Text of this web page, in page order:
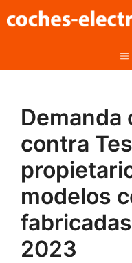
al
Demanda
contra
modelos
2023